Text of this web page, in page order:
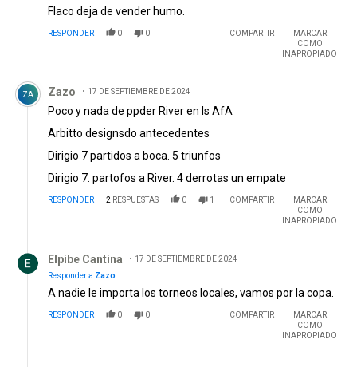
Flaco deja de vender humo.
RESPONDER 0 0 COMPARTIR
MARCAR
COMO
INAPROPIADO
Comentario de Zazo.
ZA Zazo 17 DE SEPTIEMBRE DE 2024
Poco y nada de ppder River en ls AfA
Arbitto designsdo antecedentes
Dirigio 7 partidos a boca. 5 triunfos
Dirigio 7. partofos a River. 4 derrotas un empate
RESPONDER 2 RESPUESTAS 0 1 COMPARTIR
MARCAR
COMO
INAPROPIADO
Elpibe Cantina
17 DE SEPTIEMBRE DE 2024
Responder a Zazo
A nadie le importa los torneos locales, vamos por la copa.
RESPONDER 0 0 COMPARTIR
MARCAR
COMO
INAPROPIADO